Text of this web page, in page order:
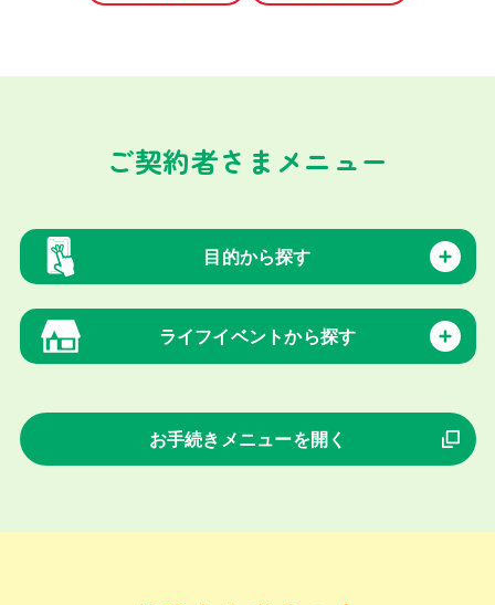
ご契約者さまメニュー
目的から探す
ライフイベントから探す
お手続きメニューを開く